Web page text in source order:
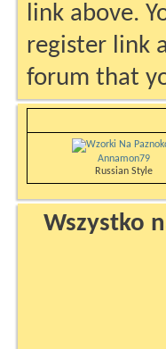
link above.
register link
forum that
Annamon79
Russian Style
Wszystko